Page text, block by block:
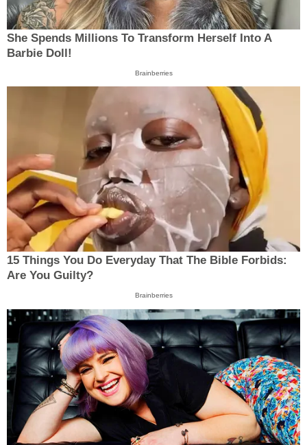
She Spends Millions To Transform Herself Into A
Barbie Doll!
Brainberries
15 Things You Do Everyday That The Bible Forbids:
Are You Guilty?
Brainberries